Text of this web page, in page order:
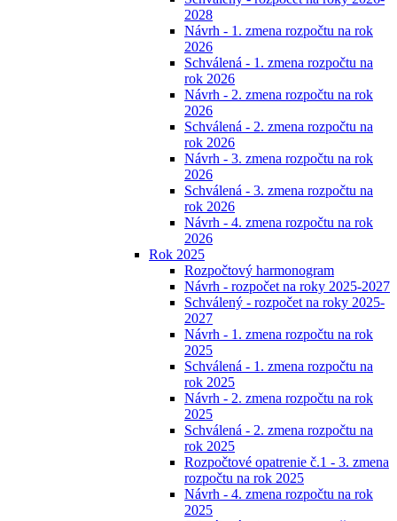
2028
Návrh - 1. zmena rozpočtu na rok
2026
Schválená - 1. zmena rozpočtu na
rok 2026
Návrh - 2. zmena rozpočtu na rok
2026
Schválená - 2. zmena rozpočtu na
rok 2026
Návrh - 3. zmena rozpočtu na rok
2026
Schválená - 3. zmena rozpočtu na
rok 2026
Návrh - 4. zmena rozpočtu na rok
2026
Rok 2025
Rozpočtový harmonogram
Návrh - rozpočet na roky 2025-2027
Schválený - rozpočet na roky 2025-
2027
Návrh - 1. zmena rozpočtu na rok
2025
Schválená - 1. zmena rozpočtu na
rok 2025
Návrh - 2. zmena rozpočtu na rok
2025
Schválená - 2. zmena rozpočtu na
rok 2025
Rozpočtové opatrenie č.1 - 3. zmena
rozpočtu na rok 2025
Návrh - 4. zmena rozpočtu na rok
2025